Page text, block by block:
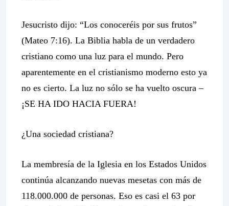
Jesucristo dijo: “Los conoceréis por sus frutos”
(Mateo 7:16). La Biblia habla de un verdadero
cristiano como una luz para el mundo. Pero
aparentemente en el cristianismo moderno esto ya
no es cierto. La luz no sólo se ha vuelto oscura –
¡SE HA IDO HACIA FUERA!
¿Una sociedad cristiana?
La membresía de la Iglesia en los Estados Unidos
continúa alcanzando nuevas mesetas con más de
118.000.000 de personas. Eso es casi el 63 por